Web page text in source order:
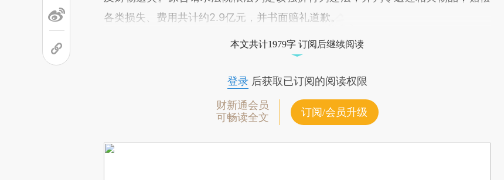
各类损失、费用共计约2.9亿元，并书面赔礼道歉。
本文共计1979字 订阅后继续阅读
登录后获取已订阅的阅读权限
财新通会员
可畅读全文
订阅/会员升级